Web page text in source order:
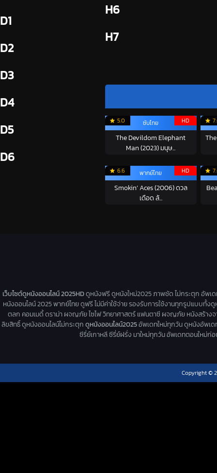
D1
D2
D3
D4
D5
D6
H6
H7
5.0 HD
ซับไทย
The Devildom Elephant
Man (2023) มนุษ...
6.6 HD
พากย์ไทย
Smokin’ Aces (2006) ดวล
เดือด ล้...
เว็บไซต์ดูหนังออนไลน์ 2025HDดูหนังฟรี ดูหนังใหม่2025 ภาพชัด ไม่กระตุก อัพเ
หนังออนไลน์ 2025 พากย์ไทย ดูฟรี ไม่มีค่าใช้จ่าย รองรับการใช้งานทุกรูปแบบทั้
ตลก คอมเมดี้ ดราม่า ผจญภัย ไซไฟ วิทยาศาสตร์ แฟนตาซี ผจญภัย หนังสร้างจ
ลิขสิทธิ์ ดูหนังออนไลน์ไม่กระตุกดูหนังออนไลน์2025อัพเดทใหม่ทุกวัน ดูหนังอัพเด
ซีรี่ย์เกาหลี ซีรี่ย์ฝรั่ง มาใหม่ทุกวัน อัพเดทตอนใหม่ก่
Copyright ©